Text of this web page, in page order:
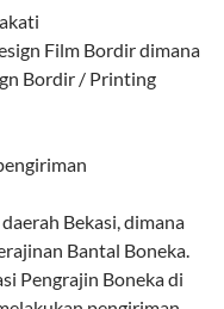
Film Bordir dimana
Bordir / Printing
Bekasi, dimana
Bantal Boneka.
Pengrajin Boneka di